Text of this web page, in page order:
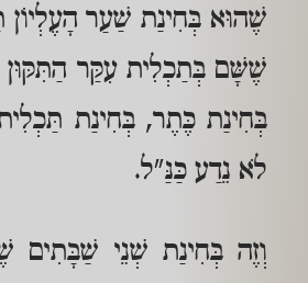
שֶׁהוּא בְּחִינַת שַׁעַר
שֶׁשָּׁם בְּתַכְלִית עִקַּר הַתִּקּוּן
בְּחִינַת כֶּתֶר, בְּחִינַת
לֹא נֵדַע כַּנַּ"ל.
וְזֶה בְּחִינַת שְׁנֵי שַׁבָּתִים